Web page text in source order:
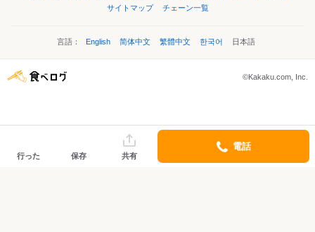
サイトマップ
チェーン一覧
言語： English 简体中文 繁體中文 한국어 日本語
©Kakaku.com, Inc.
行った 保存 共有
電話